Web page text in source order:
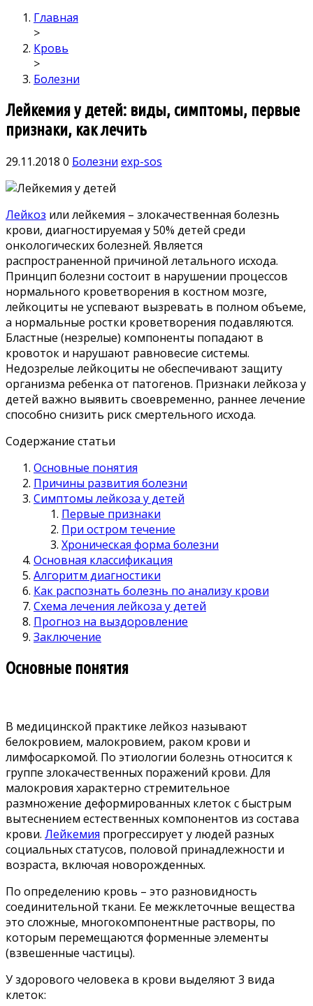
Главная
>
Кровь
>
Болезни
Лейкемия у детей: виды, симптомы, первые
признаки, как лечить
29.11.2018 0 Болезни exp-sos
Лейкоз или лейкемия – злокачественная болезнь
крови, диагностируемая у 50% детей среди
онкологических болезней. Является
распространенной причиной летального исхода.
Принцип болезни состоит в нарушении процессов
нормального кроветворения в костном мозге,
лейкоциты не успевают вызревать в полном объеме,
а нормальные ростки кроветворения подавляются.
Бластные (незрелые) компоненты попадают в
кровоток и нарушают равновесие системы.
Недозрелые лейкоциты не обеспечивают защиту
организма ребенка от патогенов. Признаки лейкоза у
детей важно выявить своевременно, раннее лечение
способно снизить риск смертельного исхода.
Содержание статьи
Основные понятия
Причины развития болезни
Симптомы лейкоза у детей
Первые признаки
При остром течение
Хроническая форма болезни
Основная классификация
Алгоритм диагностики
Как распознать болезнь по анализу крови
Схема лечения лейкоза у детей
Прогноз на выздоровление
Заключение
Основные понятия
В медицинской практике лейкоз называют
белокровием, малокровием, раком крови и
лимфосаркомой. По этиологии болезнь относится к
группе злокачественных поражений крови. Для
малокровия характерно стремительное
размножение деформированных клеток с быстрым
вытеснением естественных компонентов из состава
крови. Лейкемия прогрессирует у людей разных
социальных статусов, половой принадлежности и
возраста, включая новорожденных.
По определению кровь – это разновидность
соединительной ткани. Ее межклеточные вещества
это сложные, многокомпонентные растворы, по
которым перемещаются форменные элементы
(взвешенные частицы).
У здорового человека в крови выделяют 3 вида
клеток: